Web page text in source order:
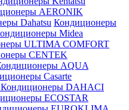
AERONIK
Dahatsu Кондиционеры
Midea
ULTIMA COMFORT
CENTEK
AQUA
Casarte
Кондиционеры DAHACI
ECOSTAR